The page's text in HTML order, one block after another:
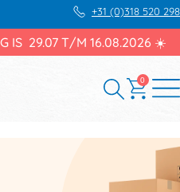
+31 (0)318 520 298
IS 29.07 T/M 16.08.2026 ☀️
0